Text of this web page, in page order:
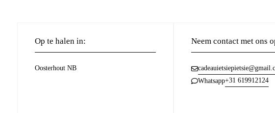
Op te halen in:
Oosterhout NB
Neem contact met ons
Whatsapp+31 619912124